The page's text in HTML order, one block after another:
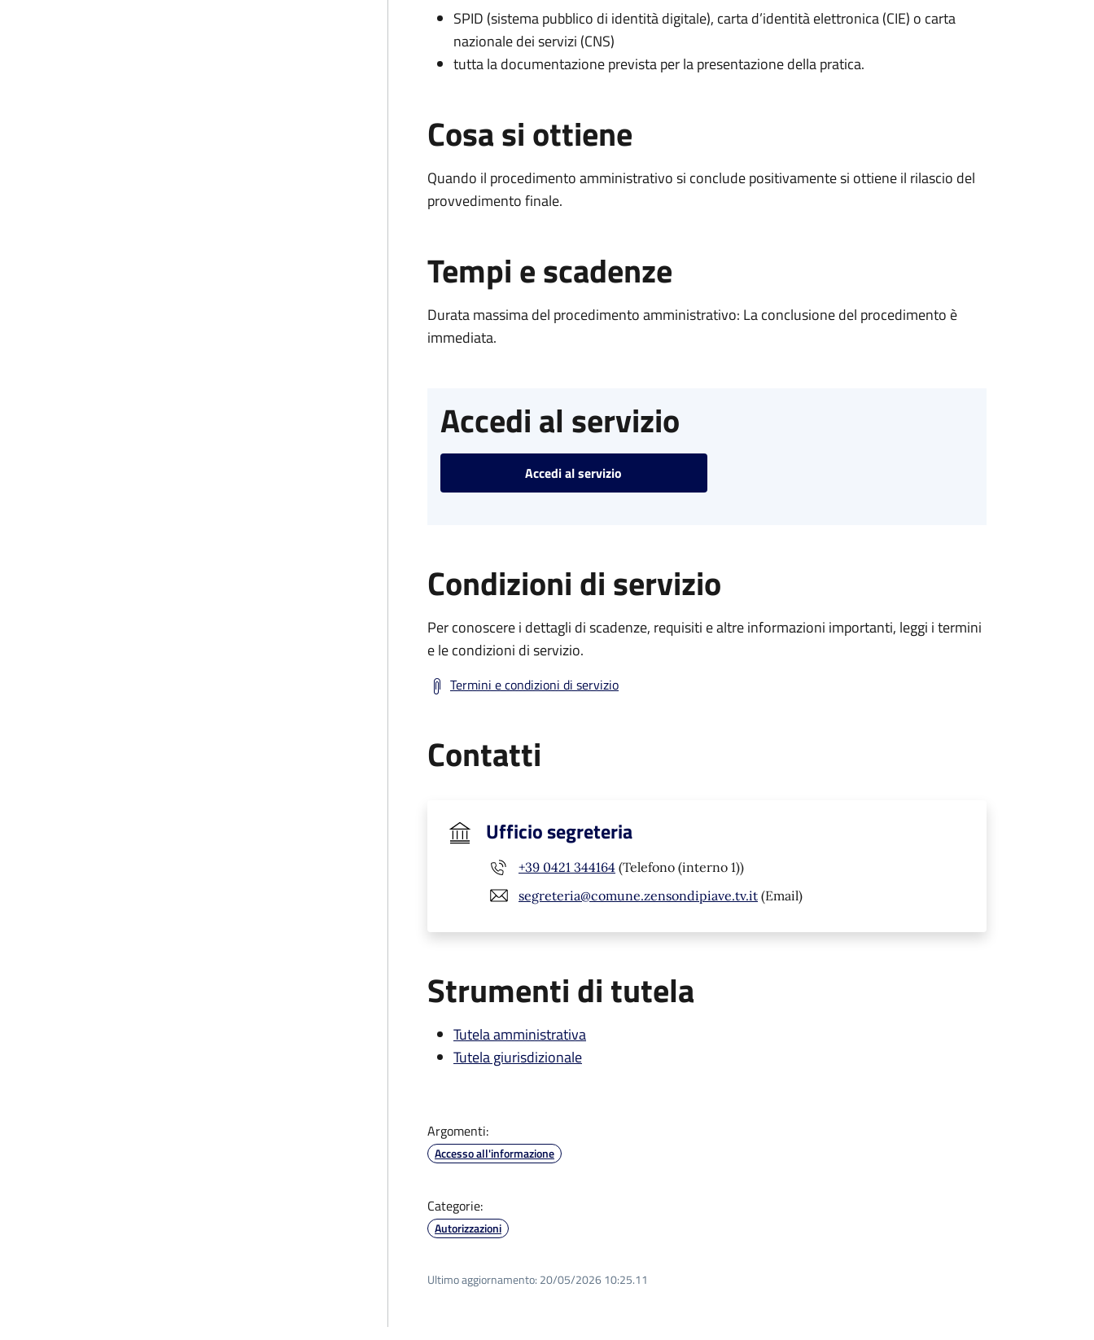
SPID (sistema pubblico di identità digitale), carta d’identità elettronica (CIE) o carta
nazionale dei servizi (CNS)
tutta la documentazione prevista per la presentazione della pratica.
Cosa si ottiene
Quando il procedimento amministrativo si conclude positivamente si ottiene il rilascio del
provvedimento finale.
Tempi e scadenze
Durata massima del procedimento amministrativo: La conclusione del procedimento è
immediata.
Accedi al servizio
Accedi al servizio
Condizioni di servizio
Per conoscere i dettagli di scadenze, requisiti e altre informazioni importanti, leggi i termini
e le condizioni di servizio.
Termini e condizioni di servizio
Contatti
Ufficio segreteria
+39 0421 344164 (Telefono (interno 1))
segreteria@comune.zensondipiave.tv.it (Email)
Strumenti di tutela
Tutela amministrativa
Tutela giurisdizionale
Argomenti:
Accesso all'informazione
Categorie:
Autorizzazioni
Ultimo aggiornamento: 20/05/2026 10:25.11